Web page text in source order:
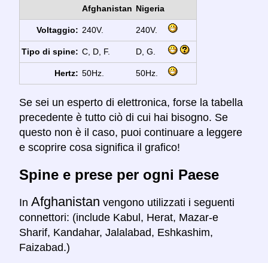
Afghanistan Nigeria
Voltaggio: 240V. 240V.
Tipo di spine: C, D, F. D, G.
Hertz: 50Hz. 50Hz.
Se sei un esperto di elettronica, forse la tabella
precedente è tutto ciò di cui hai bisogno. Se
questo non è il caso, puoi continuare a leggere
e scoprire cosa significa il grafico!
Spine e prese per ogni Paese
In Afghanistan vengono utilizzati i seguenti
connettori: (include Kabul, Herat, Mazar-e
Sharif, Kandahar, Jalalabad, Eshkashim,
Faizabad.)